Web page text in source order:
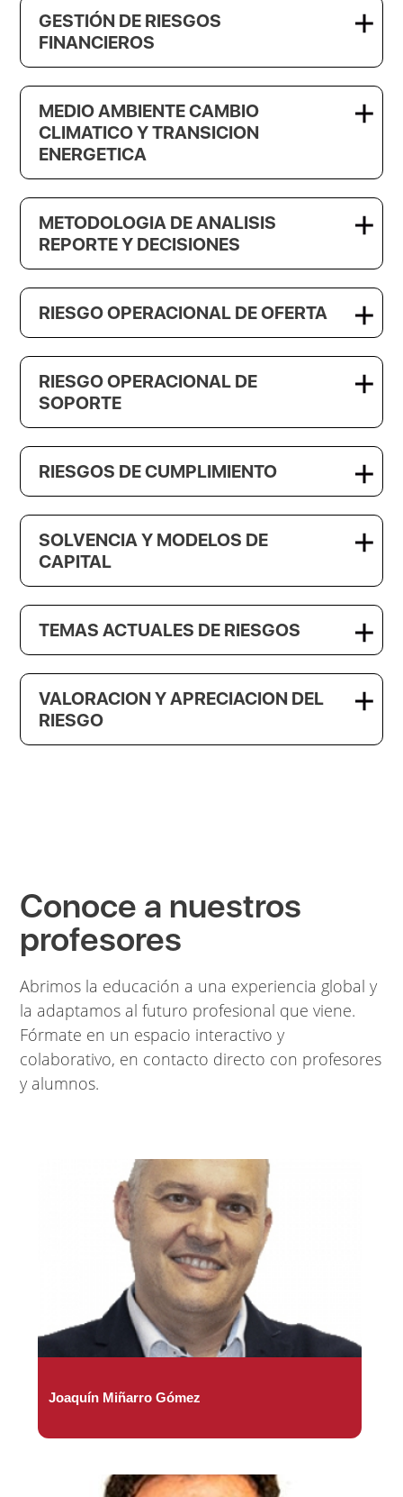
GESTIÓN DE RIESGOS
FINANCIEROS
MEDIO AMBIENTE CAMBIO
CLIMATICO Y TRANSICION
ENERGETICA
METODOLOGIA DE ANALISIS
REPORTE Y DECISIONES
RIESGO OPERACIONAL DE OFERTA
RIESGO OPERACIONAL DE
SOPORTE
RIESGOS DE CUMPLIMIENTO
SOLVENCIA Y MODELOS DE
CAPITAL
TEMAS ACTUALES DE RIESGOS
VALORACION Y APRECIACION DEL
RIESGO
Conoce a nuestros
profesores
Abrimos la educación a una experiencia global y
la adaptamos al futuro profesional que viene.
Fórmate en un espacio interactivo y
colaborativo, en contacto directo con profesores
y alumnos.
Joaquín Miñarro Gómez